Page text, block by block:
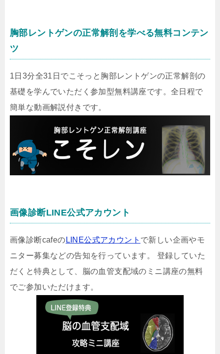
胸部レントゲンの正常解剖を学べる無料コンテン
ツ
1日3分全31日でこそっと胸部レントゲンの正常解剖の
基礎を学んでいただく参加型無料講座です。全日程で
簡単な動画解説付きです。
画像診断LINE公式アカウント
画像診断cafeの LINE公式アカウント で新しい企画やモ
ニター募集などの告知を行っています。 登録していた
だくと特典として、脳の血管支配域のミニ講座の無料
でご参加いただけます。